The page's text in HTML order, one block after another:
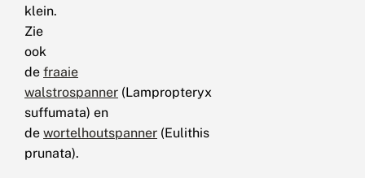
klein.
Zie
ook
de fraaie
walstrospanner (Lampropteryx
suffumata) en
de wortelhoutspanner (Eulithis
prunata).